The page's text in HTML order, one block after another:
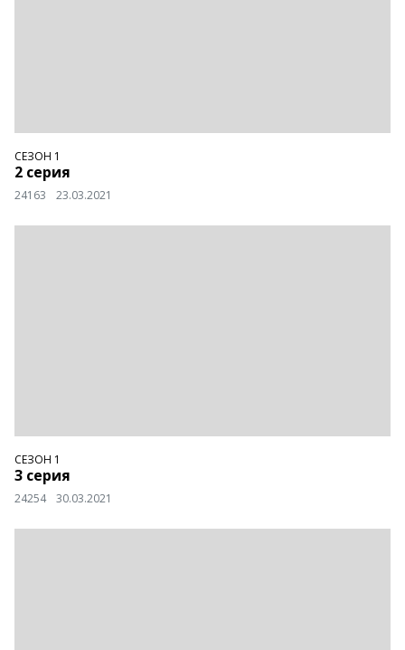
СЕЗОН 1
2 серия
24163 23.03.2021
СЕЗОН 1
3 серия
24254 30.03.2021